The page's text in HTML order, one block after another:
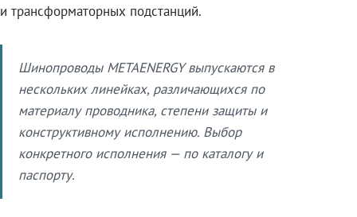
и трансформаторных подстанций.
Шинопроводы METAENERGY выпускаются в
нескольких линейках, различающихся по
материалу проводника, степени защиты и
конструктивному исполнению. Выбор
конкретного исполнения — по каталогу и
паспорту.